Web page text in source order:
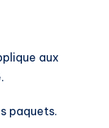
aux
paquets.